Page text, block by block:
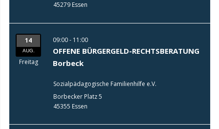
45279 Essen
14
AUG.
Freitag
09:00 - 11:00
OFFENE BÜRGERGELD-RECHTSBERATUNG
Borbeck
Sozialpädagogische Familienhilfe e.V.
Borbecker Platz 5
45355 Essen